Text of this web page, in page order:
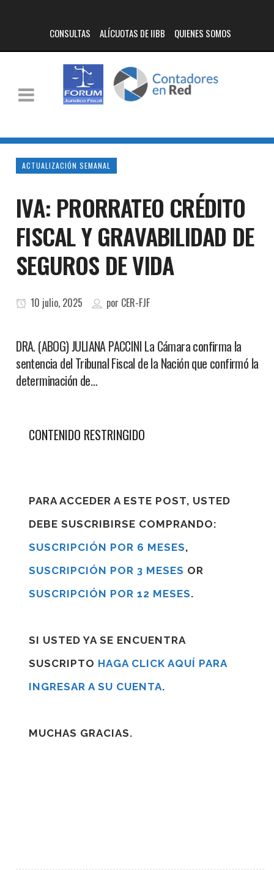
CONSULTAS ALÍCUOTAS DE IIBB QUIENES SOMOS
ACTUALIZACIÓN SEMANAL
IVA: PRORRATEO CRÉDITO
FISCAL Y GRAVABILIDAD DE
SEGUROS DE VIDA
10 julio, 2025 por CER-FJF
DRA. (ABOG) JULIANA PACCINI La Cámara confirma la
sentencia del Tribunal Fiscal de la Nación que confirmó la
determinación de…
CONTENIDO RESTRINGIDO
PARA ACCEDER A ESTE POST, USTED
DEBE SUSCRIBIRSE COMPRANDO:
SUSCRIPCIÓN POR 6 MESES,
SUSCRIPCIÓN POR 3 MESES OR
SUSCRIPCIÓN POR 12 MESES.
SI USTED YA SE ENCUENTRA
SUSCRIPTO HAGA CLICK AQUÍ PARA
INGRESAR A SU CUENTA.
MUCHAS GRACIAS.